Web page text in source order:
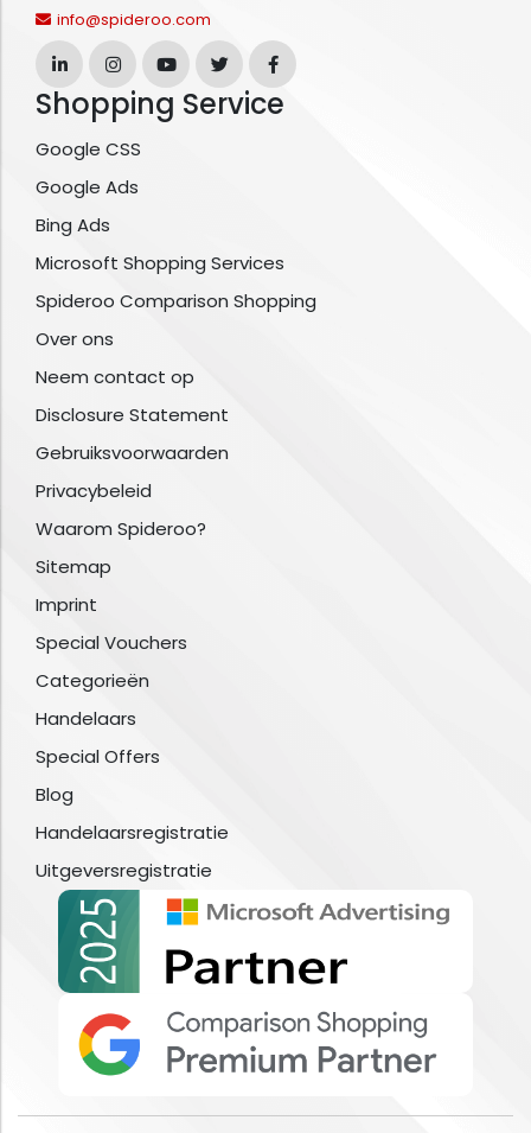
info@spideroo.com
Shopping Service
Google CSS
Google Ads
Bing Ads
Microsoft Shopping Services
Spideroo Comparison Shopping
Over ons
Neem contact op
Disclosure Statement
Gebruiksvoorwaarden
Privacybeleid
Waarom Spideroo?
Sitemap
Imprint
Special Vouchers
Categorieën
Handelaars
Special Offers
Blog
Handelaarsregistratie
Uitgeversregistratie